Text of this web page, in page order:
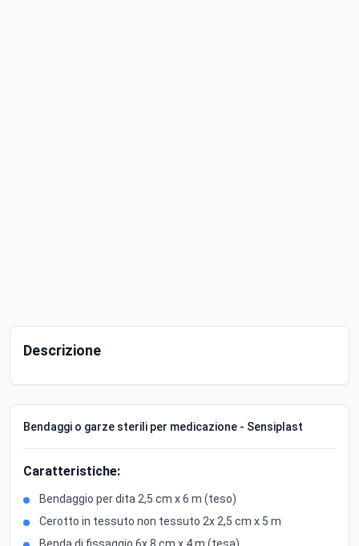
Descrizione
Bendaggi o garze sterili per medicazione - Sensiplast
Caratteristiche:
Bendaggio per dita 2,5 cm x 6 m (teso)
Cerotto in tessuto non tessuto 2x 2,5 cm x 5 m